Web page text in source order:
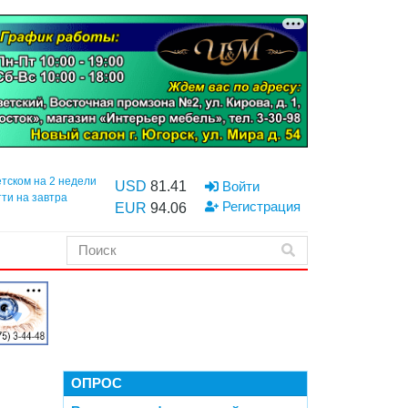
на 2 недели
на завтра
USD 81.41
EUR 94.06
Войти
Регистрация
ОПРОС